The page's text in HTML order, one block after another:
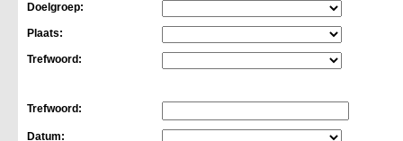
Doelgroep:
Plaats:
Trefwoord:
Trefwoord:
Datum: